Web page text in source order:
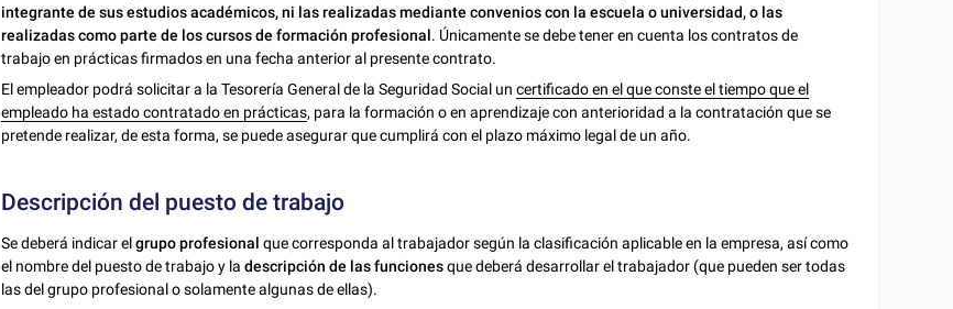
integrante de sus estudios académicos, ni las realizadas mediante convenios con la escuela o universidad, o las
realizadas como parte de los cursos de formación profesional. Únicamente se debe tener en cuenta los contratos de
trabajo en prácticas firmados en una fecha anterior al presente contrato.
El empleador podrá solicitar a la Tesorería General de la Seguridad Social uncertificado en el que conste el tiempo que el
empleado ha estado contratado en prácticas, para la formación o en aprendizaje con anterioridad a la contratación que se
pretende realizar, de esta forma, se puede asegurar que cumplirá con el plazo máximo legal de un año.
Descripción del puesto de trabajo
Se deberá indicar elgrupo profesional que corresponda al trabajador según la clasificación aplicable en la empresa, así como
el nombre del puesto de trabajo y ladescripción de las funcionesque deberá desarrollar el trabajador (que pueden ser todas
las del grupo profesional o solamente algunas de ellas).